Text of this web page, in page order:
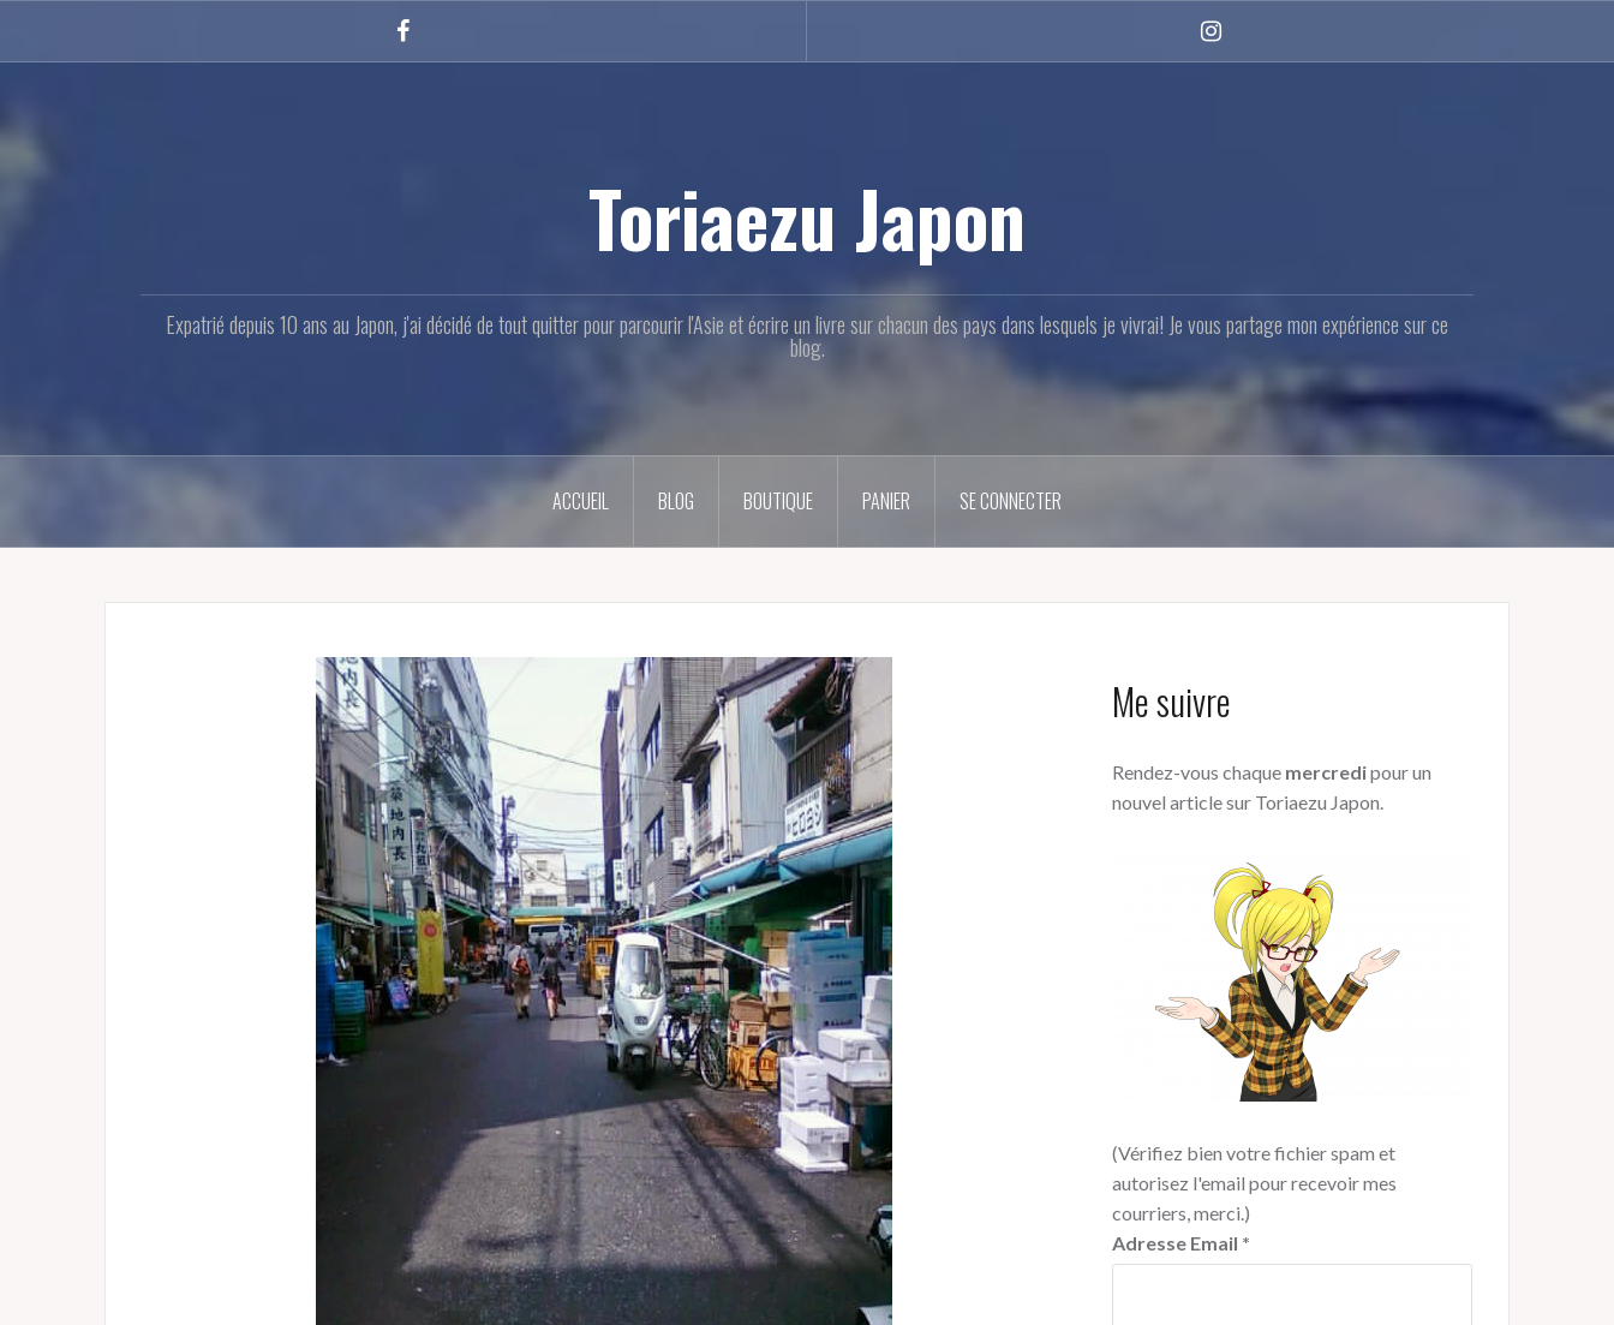
Toriaezu Japon
Expatrié depuis 10 ans au Japon, j'ai décidé de tout quitter pour parcourir l'Asie et écrire un livre sur chacun des pays dans lesquels je vivrai! Je vous partage mon expérience sur ce
blog.
ACCUEIL BLOG BOUTIQUE PANIER SE CONNECTER
Me suivre
Rendez-vous chaque mercredipour un
nouvel article sur Toriaezu Japon.
(Vérifiez bien votre fichier spam et
autorisez l'email pour recevoir mes
courriers, merci.)
Adresse Email *